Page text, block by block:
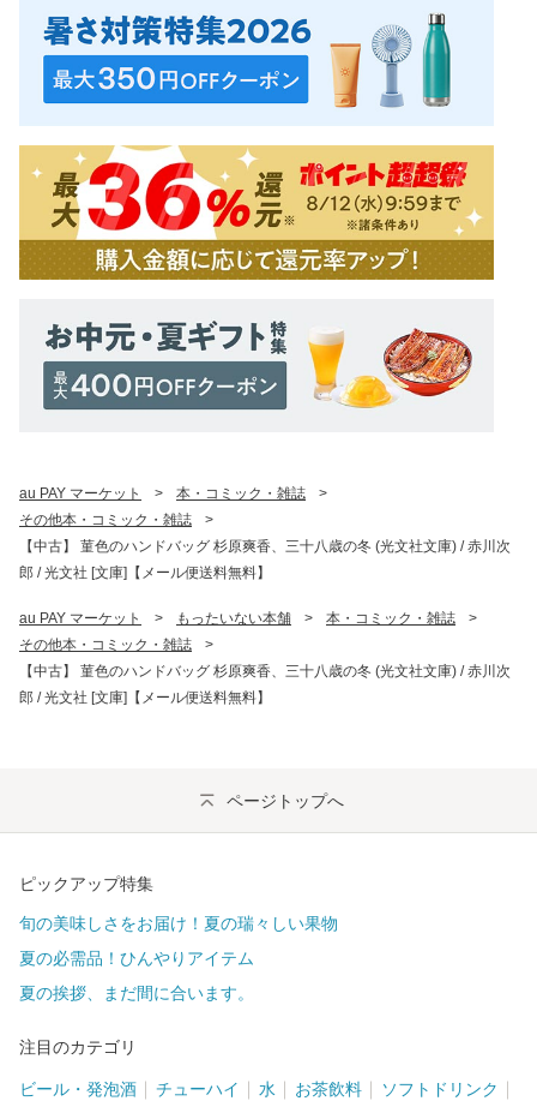
au PAY マーケット > 本・コミック・雑誌
>
その他本・コミック・雑誌
>
【中古】 菫色のハンドバッグ 杉原爽香、三十八歳の冬 (光文社文庫) / 赤川次
郎 / 光文社 [文庫]【メール便送料無料】
au PAY マーケット > もったいない本舗 > 本・コミック・雑誌
>
その他本・コミック・雑誌
>
【中古】 菫色のハンドバッグ 杉原爽香、三十八歳の冬 (光文社文庫) / 赤川次
郎 / 光文社 [文庫]【メール便送料無料】
ページトップへ
ピックアップ特集
旬の美味しさをお届け！夏の瑞々しい果物
夏の必需品！ひんやりアイテム
夏の挨拶、まだ間に合います。
注目のカテゴリ
ビール・発泡酒 チューハイ 水 お茶飲料 ソフトドリンク